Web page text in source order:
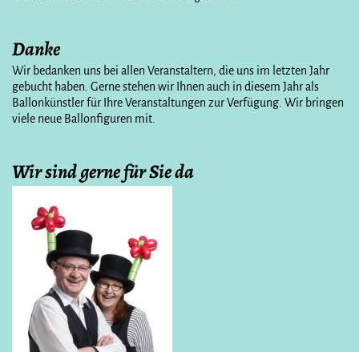
Danke
Wir bedanken uns bei allen Veranstaltern, die uns im letzten Jahr
gebucht haben. Gerne stehen wir Ihnen auch in diesem Jahr als
Ballonkünstler für Ihre Veranstaltungen zur Verfügung. Wir bringen
viele neue Ballonfiguren mit.
Wir sind gerne für Sie da